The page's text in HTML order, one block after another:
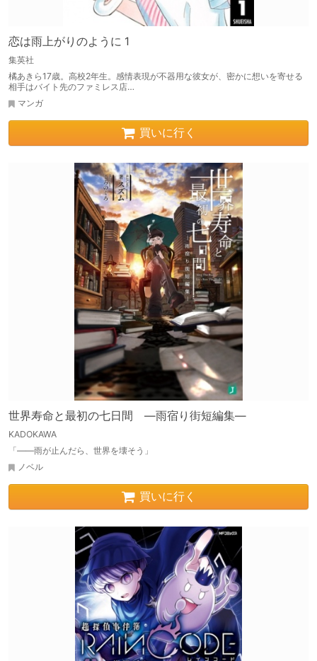
恋は雨上がりのように 1
集英社
橘あきら17歳。高校2年生。感情表現が不器用な彼女が、密かに想いを寄せる
相手はバイト先のファミレス店…
マンガ
買いに行く
世界寿命と最初の七日間 ―雨宿り街短編集―
KADOKAWA
「――雨が止んだら、世界を壊そう」
ノベル
買いに行く